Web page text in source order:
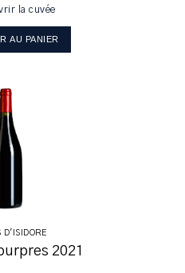
la cuvée
AU PANIER
D'ISIDORE
2021